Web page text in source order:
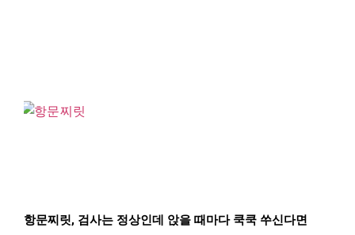
항문찌릿, 검사는 정상인데 앉을 때마다 쿡쿡 쑤신다면